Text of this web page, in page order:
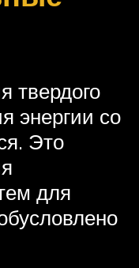
твердого
энергии со
Это
для